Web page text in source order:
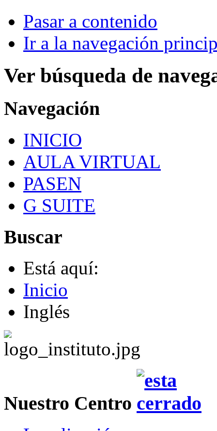
Pasar a contenido
Ir a la navegación
Ver búsqueda de
Navegación
INICIO
AULA VIRTUAL
PASEN
G SUITE
Buscar
Está aquí:
Inicio
Inglés
Nuestro Centro